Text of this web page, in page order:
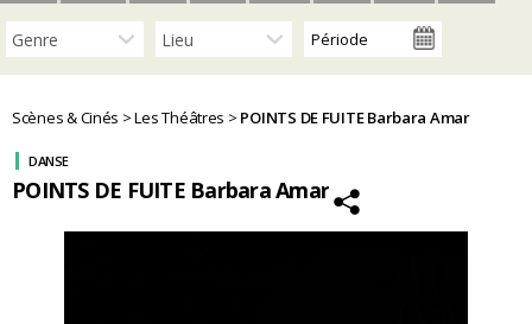
Scènes & Cinés >Les Théâtres > POINTS DE FUITE Barbara Amar
POINTS DE FUITE Barbara Amar
DANSE